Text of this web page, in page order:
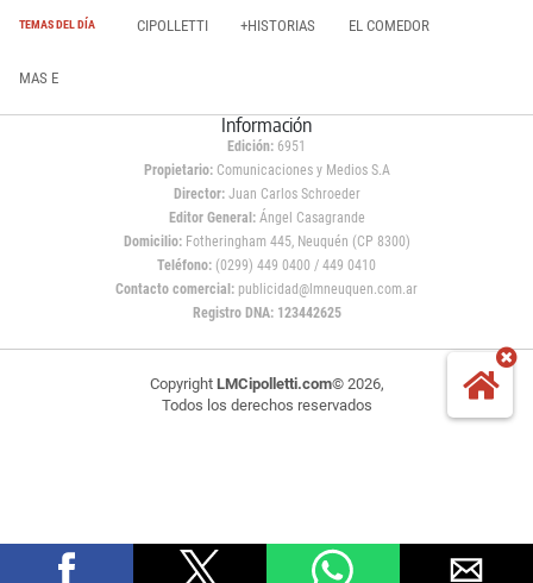
TEMAS DEL DÍA CIPOLLETTI +HISTORIAS EL COMEDOR
MAS E
Información
Edición: 6951
Propietario:Comunicaciones y Medios S.A
Director: Juan Carlos Schroeder
Editor General:Ángel Casagrande
Domicilio:Fotheringham 445, Neuquén (CP 8300)
Teléfono: (0299) 449 0400 / 449 0410
Contacto comercial: publicidad@lmneuquen.com.ar
Registro DNA: 123442625
Copyright LMCipolletti.com© 2026,
Todos los derechos reservados